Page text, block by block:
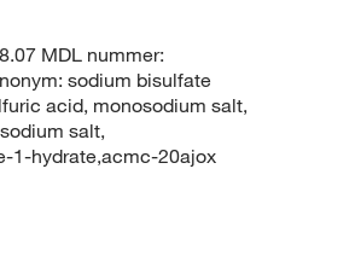
MDL nummer:
sodium bisulfate
acid, monosodium salt,
salt,
1-hydrate,acmc-20ajox